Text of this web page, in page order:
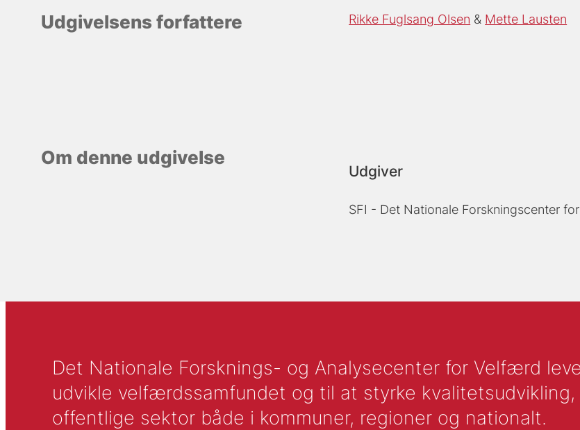
Udgivelsens forfattere Rikke Fuglsang Olsen Mette Lausten
Om denne udgivelse
Udgiver
SFI - Det Nationale Forskningscenter
Det Nationale Forsknings- og Analysecenter for Velfærd
udvikle velfærdssamfundet og til at styrke
offentlige sektor både i kommuner, regioner og nationalt.